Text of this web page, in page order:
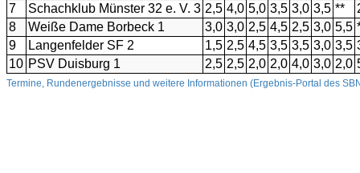
7
Schachklub Münster 32 e. V. 3 2,5 4,0 5,0 3,5 3,0 3,5 **
8
Weiße Dame Borbeck 1 3,0 3,0 2,5 4,5 2,5 3,0 5,5
9
Langenfelder SF 2 1,5 2,5 4,5 3,5 3,5 3,0 3,5
10 PSV Duisburg 1 2,5 2,5 2,0 2,0 4,0 3,0 2,0
Termine, Rundenergebnisse und weitere Informationen (Ergebnis-Portal des